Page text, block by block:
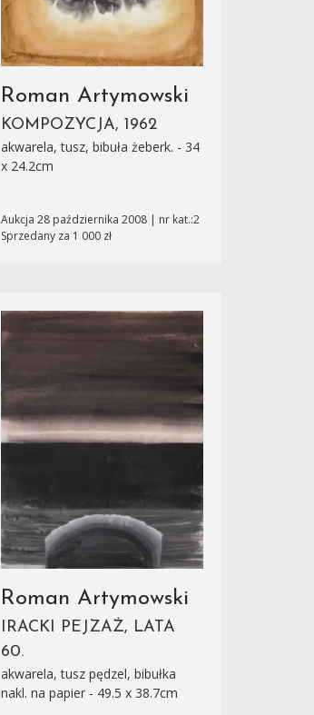
Roman Artymowski
KOMPOZYCJA, 1962
akwarela, tusz, bibuła żeberk. - 34
x 24.2cm
Aukcja 28 października 2008 | nr kat.:2
Sprzedany za 1 000 zł
Roman Artymowski
IRACKI PEJZAŻ, LATA
60.
akwarela, tusz pędzel, bibułka
nakl. na papier - 49.5 x 38.7cm